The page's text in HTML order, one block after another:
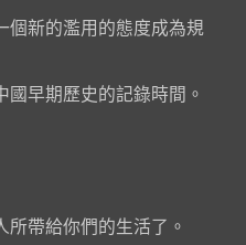
個新的濫用的態度成為規
早期歷史的記錄時間。
帶給你們的生活了。